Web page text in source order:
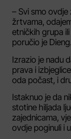
– Svi smo
žrtvama,
etničkih grupa
poručio je Dieng.
Izrazio je nadu
prava i
oda počast, i
Istaknuo je da
stotine hiljada
zajednicama,
ovdje poginuli i